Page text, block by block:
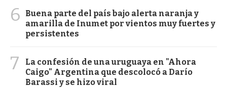
6
Buena parte del país bajo alerta naranja y
amarilla de Inumet por vientos muy fuertes y
persistentes
7
La confesión de una uruguaya en "Ahora
Caigo" Argentina que descolocó a Darío
Barassi y se hizo viral